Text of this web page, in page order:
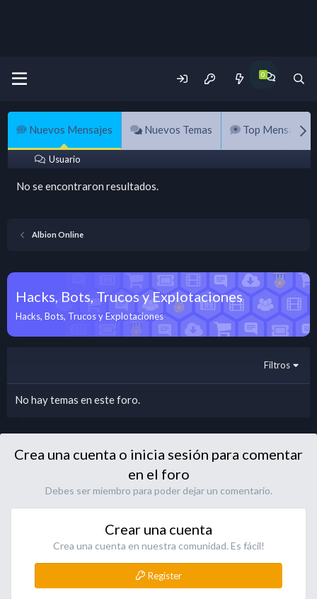
Nuevos Mensajes Nuevos Temas Top Mensajes
Usuario
No se encontraron resultados.
Albion Online
Hacks, Bots, Trucos y Explotaciones
Hacks, Bots, Trucos y Explotaciones
Filtros
No hay temas en este foro.
Crea una cuenta o inicia sesión para comentar
en el foro
Debes ser miembro para poder dejar un comentario.
Crear una cuenta
Crea una cuenta en nuestra comunidad. Es fácil!
Register